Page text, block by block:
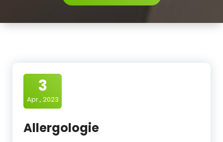
3
Apr., 2023
Allergologie